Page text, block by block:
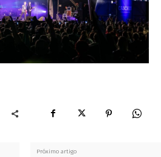
Próximo artigo